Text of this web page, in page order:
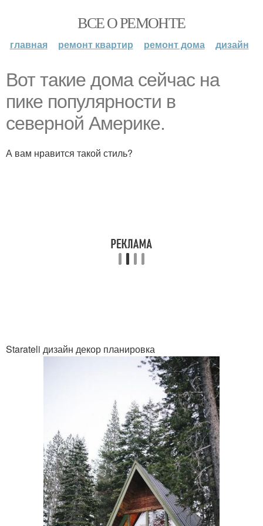
ВСЕ О РЕМОНТЕ
главная ремонт квартир ремонт дома дизайн
Вот такие дома сейчас на
пике популярности в
северной Америке.
А вам нравится такой стиль?
Starateli дизайн декор планировка